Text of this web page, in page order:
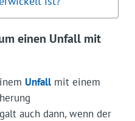
einen Unfall mit
Unfallmit einem
auch dann, wenn der